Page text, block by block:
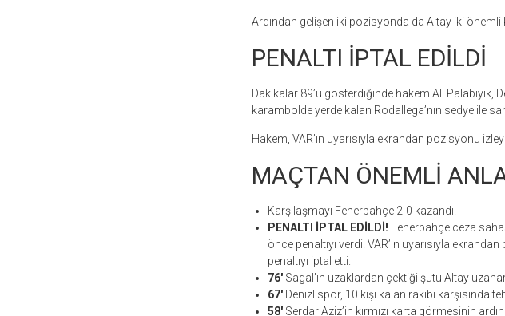
Ardından gelişen iki pozisyonda da Altay iki önemli
PENALTI İPTAL EDİLDİ
Dakikalar 89’u gösterdiğinde hakem Ali Palabıyık,
karambolde yerde kalan Rodallega’nın sedye ile
Hakem, VAR’ın uyarısıyla ekrandan pozisyonu
MAÇTAN ÖNEMLİ
Karşılaşmayı Fenerbahçe 2-0 kazandı.
PENALTI İPTAL EDİLDİ! Fenerbahçe ceza
önce penaltıyı verdi. VAR’ın uyarısıyla
penaltıyı iptal etti.
76′Sagal’ın uzaklardan çektiği şutu Altay
67′Denizlispor, 10 kişi kalan rakibi karşısında
58′Serdar Aziz’in kırmızı karta görmesinin